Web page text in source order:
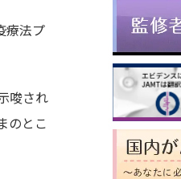
療法プ
唆され
のとこ